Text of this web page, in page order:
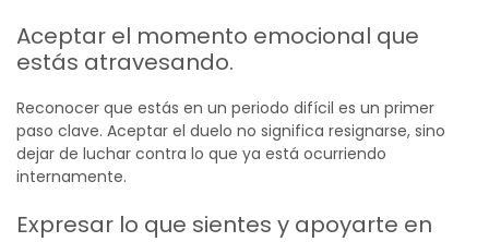
Aceptar el momento emocional que
estás atravesando.
Reconocer que estás en un periodo difícil es un primer
paso clave. Aceptar el duelo no significa resignarse, sino
dejar de luchar contra lo que ya está ocurriendo
internamente.
Expresar lo que sientes y apoyarte en